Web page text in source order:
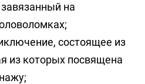
на
состоящее из
из которых посвящена